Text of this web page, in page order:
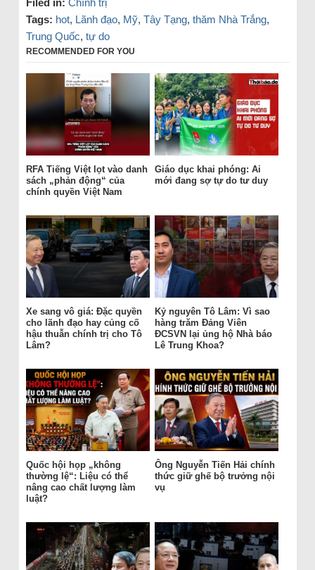
Filed in: Chính trị
Tags: hot, Lãnh đạo, Mỹ, Tây Tạng, thăm Nhà Trắng,
Trung Quốc, tự do
RECOMMENDED FOR YOU
RFA Tiếng Việt lọt vào danh
sách „phản động“ của
chính quyền Việt Nam
Giáo dục khai phóng: Ai
mới đang sợ tự do tư duy
Xe sang vô giá: Đặc quyền
cho lãnh đạo hay củng cố
hậu thuẫn chính trị cho Tô
Lâm?
Kỷ nguyên Tô Lâm: Vì sao
hàng trăm Đảng Viên
ĐCSVN lại ủng hộ Nhà báo
Lê Trung Khoa?
Quốc hội họp „không
thường lệ“: Liệu có thể
nâng cao chất lượng làm
luật?
Ông Nguyễn Tiến Hải chính
thức giữ ghế bộ trưởng nội
vụ